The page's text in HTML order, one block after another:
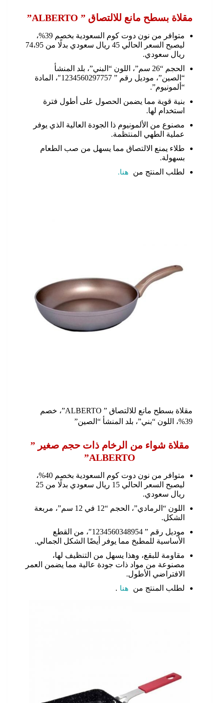
مقلاة بسطح مانع للالتصاق ” ALBERTO”
متوافر من نون دوت كوم السعودية بخصم 39%،
ليصبح السعر الحالي 45 ريال سعودي بدلًا من 74،95
ريال سعودي.
الحجم “26 سم”، اللون “البني”، بلد المنشأ
“الصين”، موديل رقم ” 1234560297757″، المادة
“ألمونيوم”.
بنية قوية مما يضمن الحصول على أطول فترة
استخدام لها.
مصنوع من الألمونيوم ذا الجودة العالية الذي يوفر
عملية الطهي المنتظمة.
طلاء يمنع الالتصاق مما يسهل من صب الطعام
بسهولة.
لطلب المنتج من
هنا.
مقلاة بسطح مانع للالتصاق ” ALBERTO”، خصم
39%، اللون “بني”، بلد المنشأ “الصين”
مقلاة شواء من الرخام ذات حجم صغير ”
ALBERTO”
متوافر من نون دوت كوم السعودية بخصم 40%،
ليصبح السعر الحالي 15 ريال سعودي بدلًا من 25
ريال سعودي.
اللون “الرمادي”، الحجم “12 في 12 سم”، مربعة
الشكل.
موديل رقم ” 1234560348954″، من القطع
الأساسية للمطبخ مما يوفر أيضًا الشكل الجمالي.
مقاومة للبقع، وهذا يسهل من التنظيف لها،
مصنوعة من مواد ذات جودة عالية مما يضمن العمر
الافتراضي الأطول.
لطلب المنتج من
هنا .